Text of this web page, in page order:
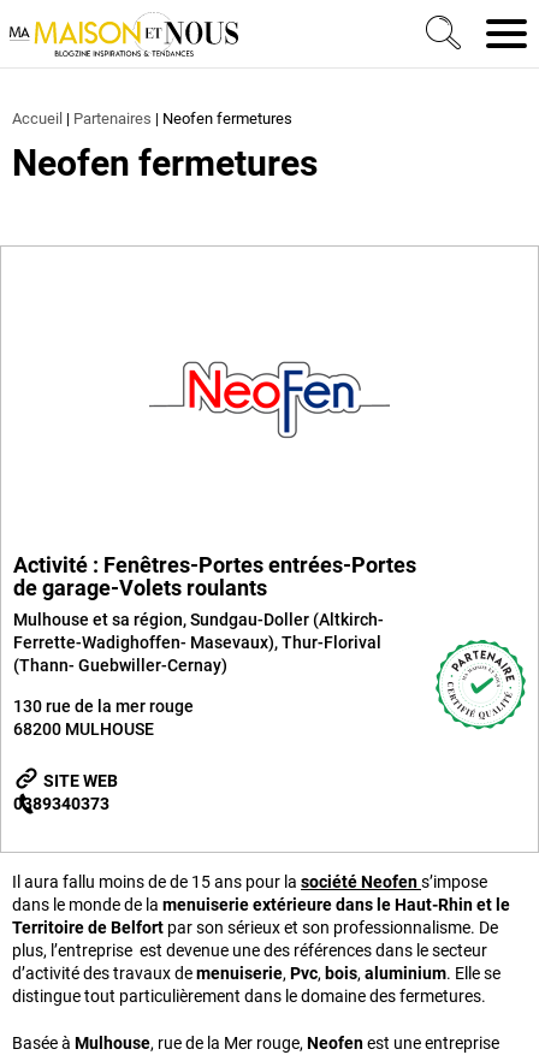
Ma Maison et Nous Construction, rénovation &
Accueil | Partenaires | Neofen fermetures
Neofen fermetures
Activité : Fenêtres-Portes entrées-Portes
de garage-Volets roulants
Mulhouse et sa région,Sundgau-Doller (Altkirch-
Ferrette-Wadighoffen- Masevaux),Thur-Florival
(Thann- Guebwiller-Cernay)
130 rue de la mer rouge
68200 MULHOUSE
SITE WEB
0389340373
Il aura fallu moins de de 15 ans pour la sociétéNeofens’impose
dans le monde de la menuiserie extérieure dans le Haut-Rhin et le
Territoire de Belfort par son sérieux et son professionnalisme. De
plus, l’entreprise est devenue une des références dans le secteur
d’activité des travaux demenuiserie, Pvc, bois, aluminium. Elle se
distingue tout particulièrement dans le domaine des fermetures.
Basée à Mulhouse, rue de la Mer rouge, Neofenest une entreprise